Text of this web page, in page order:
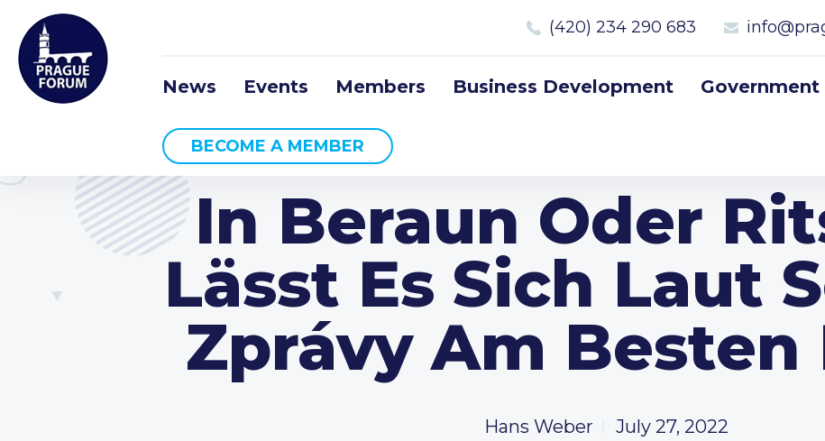
(420) 234 290 683
News Events Members Business Development
BECOME A MEMBER
In Beraun Oder
Lässt Es Sich Laut
Zprávy Am Besten
Hans Weber July 27, 2022